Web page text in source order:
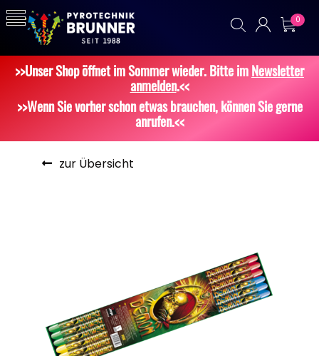
0
>>Unser Shop öffnet im Sommer wieder. Bitte imNewsletter
anmelden.<<
>>Wenn Sie vorher schon etwas brauchen, können Sie gerne
anrufen.<<
zur Übersicht